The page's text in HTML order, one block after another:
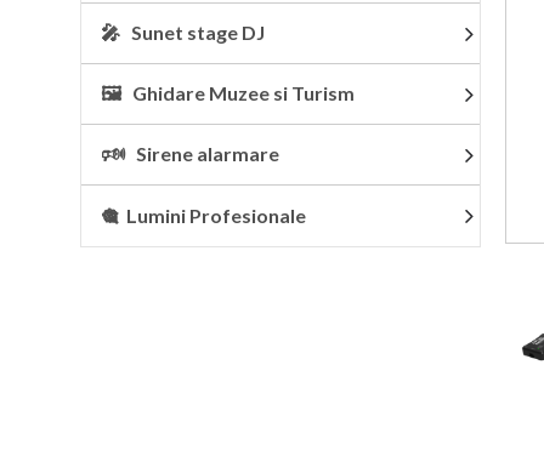
🎤 Sunet stage DJ
🖼 Ghidare Muzee si Turism
🕬 Sirene alarmare
🎕 Lumini Profesionale